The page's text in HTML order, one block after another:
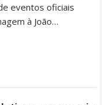
eventos oficiais
à João…